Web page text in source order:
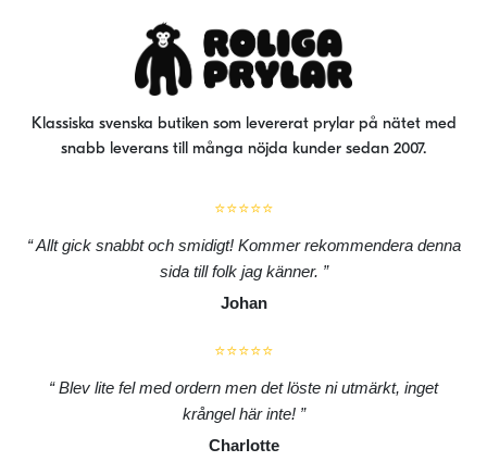
Klassiska svenska butiken som levererat prylar på nätet med
snabb leverans till många nöjda kunder sedan 2007.
⭐⭐⭐⭐⭐
Allt gick snabbt och smidigt! Kommer rekommendera denna
sida till folk jag känner.
Johan
⭐⭐⭐⭐⭐
Blev lite fel med ordern men det löste ni utmärkt, inget
krångel här inte!
Charlotte